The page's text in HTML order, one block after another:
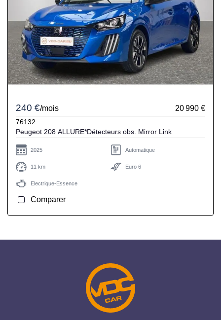
240 €/mois 20 990 €
76132
Peugeot 208 ALLURE*Détecteurs obs. Mirror Link
2025 Automatique
11 km Euro 6
Electrique-Essence
Comparer